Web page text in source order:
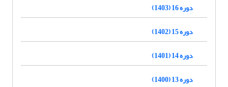
دوره 16 (1403)
دوره 15 (1402)
دوره 14 (1401)
دوره 13 (1400)